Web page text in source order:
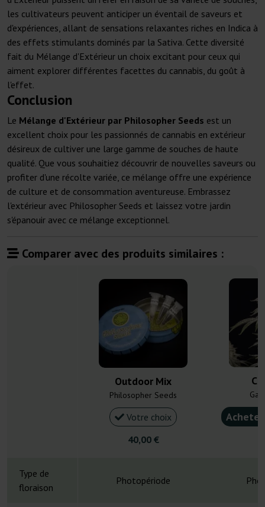
les cultivateurs peuvent anticiper un éventail de saveurs et
d'expériences, allant de sensations relaxantes riches en Indica à
des effets stimulants dominés par la Sativa. Cette diversité
fait du Mélange d'Extérieur un choix excitant pour ceux qui
aiment explorer différentes facettes du cannabis, du goût à
l'effet.
Conclusion
Le Mélange d'Extérieur par Philosopher Seeds est un
excellent choix pour les passionnés de cannabis en extérieur
désireux de cultiver une large gamme de souches de haute
qualité. Que vous souhaitiez découvrir de nouvelles saveurs ou
profiter d'une récolte variée, ce mélange offre une expérience
de culture et de consommation aventureuse. Embrassez
l'extérieur avec Philosopher Seeds et laissez votre jardin
s'épanouir avec ce mélange exceptionnel.
Comparer avec des produits similaires :
Outdoor Mix
Philosopher Seeds
Votre choix
40,00 €
Type de
floraison
Photopériode